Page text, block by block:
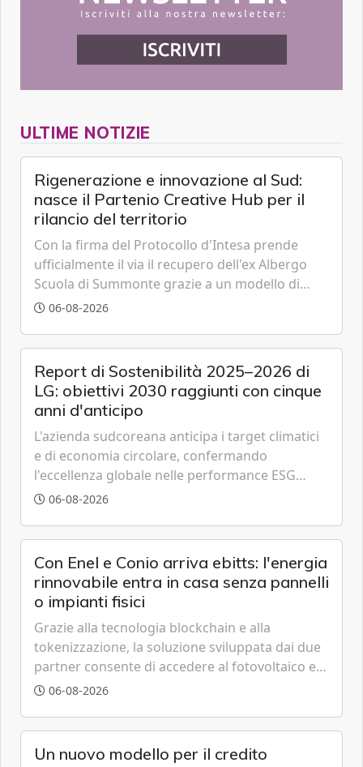
ULTIME NOTIZIE
Rigenerazione e innovazione al Sud:
nasce il Partenio Creative Hub per il
rilancio del territorio
Con la firma del Protocollo d'Intesa prende
ufficialmente il via il recupero dell'ex Albergo
Scuola di Summonte grazie a un modello di
partenariato pubblico-privato e a una rete di
06-08-2026
Report di Sostenibilità 2025–2026 di
LG: obiettivi 2030 raggiunti con cinque
anni d'anticipo
L'azienda sudcoreana anticipa i target climatici
e di economia circolare, confermando
l'eccellenza globale nelle performance ESG
grazie a innovazione, accessibilità e governance
06-08-2026
Con Enel e Conio arriva ebitts: l'energia
rinnovabile entra in casa senza pannelli
o impianti fisici
Grazie alla tecnologia blockchain e alla
tokenizzazione, la soluzione sviluppata dai due
partner consente di accedere al fotovoltaico e
all'eolico ottenendo risparmi diretti in bolletta,
06-08-2026
Un nuovo modello per il credito